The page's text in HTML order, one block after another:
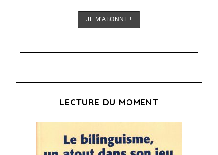
LECTURE DU MOMENT